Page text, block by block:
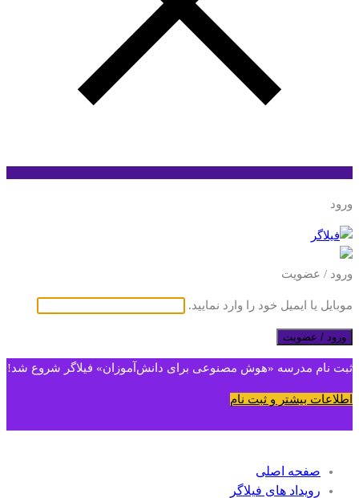
ورود
ورود / عضویت
موبایل یا ایمیل خود را وارد نمایید.
ورود / عضویت
ثبت نام مدرسه «هوش مصنوعی برای دانش‌آموزان» فیلاگر شروع شد!
اطلاعات بیشتر و ثبت نام
صفحه اصلی
رویداد های فیلاگر